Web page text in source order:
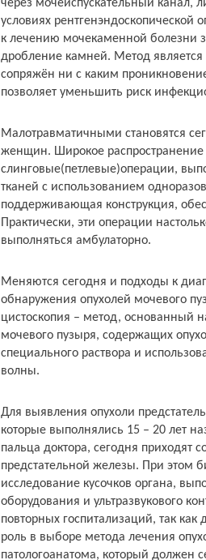
через мочеиспускательный канал,
условиях
к лечению мочекаменной болезни
дробление камней. Метод
сопряжён ни с каким
позволяет уменьшить риск
Малотравматичными становятся
женщин. Широкое
слинговые(петлевые)операции,
тканей с использованием
поддерживающая конструкция,
Практически, эти операции
выполняться амбулаторно.
Меняются сегодня и подходы к
обнаружения опухолей мочевого
цистоскопия – метод, основанный
мочевого пузыря, содержащих
специального раствора и
волны.
Для выявления опухоли
которые выполнялись 15 – 20 лет
пальца доктора, сегодня приходят
предстательной железы. При этом
исследование кусочков органа,
оборудования и ультразвукового
повторных госпитализаций, так
роль в выборе метода лечения
патологоанатома, который должен